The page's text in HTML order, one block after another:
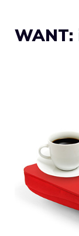
WANT: